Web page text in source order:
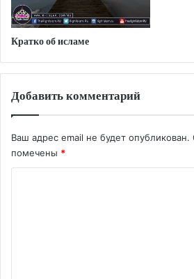
Кратко об исламе
Добавить комментарий
Ваш адрес email не будет опубликован.
помечены *